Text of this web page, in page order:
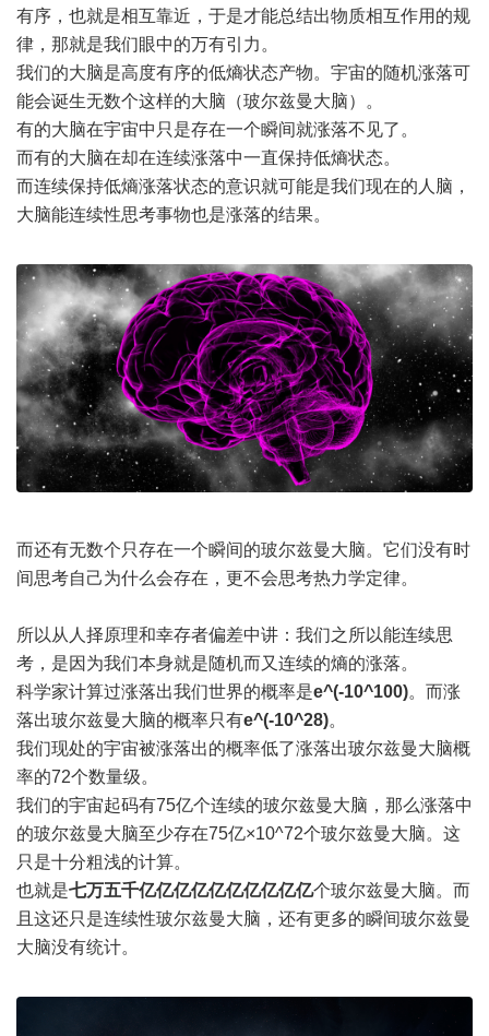
有序，也就是相互靠近，于是才能总结出物质相互作用的规
律，那就是我们眼中的万有引力。
我们的大脑是高度有序的低熵状态产物。宇宙的随机涨落可
能会诞生无数个这样的大脑（玻尔兹曼大脑）。
有的大脑在宇宙中只是存在一个瞬间就涨落不见了。
而有的大脑在却在连续涨落中一直保持低熵状态。
而连续保持低熵涨落状态的意识就可能是我们现在的人脑，
大脑能连续性思考事物也是涨落的结果。
而还有无数个只存在一个瞬间的玻尔兹曼大脑。它们没有时
间思考自己为什么会存在，更不会思考热力学定律。
所以从人择原理和幸存者偏差中讲：我们之所以能连续思
考，是因为我们本身就是随机而又连续的熵的涨落。
科学家计算过涨落出我们世界的概率是e^(-10^100)。而涨
落出玻尔兹曼大脑的概率只有e^(-10^28)。
我们现处的宇宙被涨落出的概率低了涨落出玻尔兹曼大脑概
率的72个数量级。
我们的宇宙起码有75亿个连续的玻尔兹曼大脑，那么涨落中
的玻尔兹曼大脑至少存在75亿×10^72个玻尔兹曼大脑。这
只是十分粗浅的计算。
也就是七万五千亿亿亿亿亿亿亿亿亿亿个玻尔兹曼大脑。而
且这还只是连续性玻尔兹曼大脑，还有更多的瞬间玻尔兹曼
大脑没有统计。